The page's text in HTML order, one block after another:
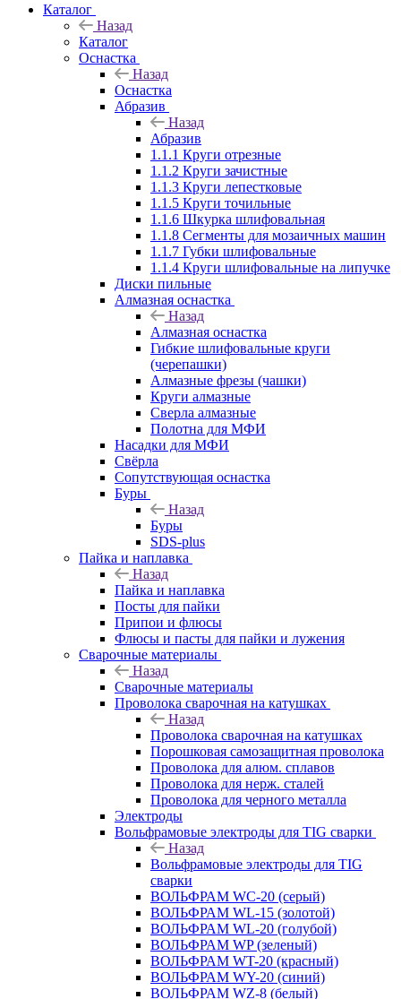
Каталог
Назад
Каталог
Оснастка
Назад
Оснастка
Абразив
Назад
Абразив
1.1.1 Круги отрезные
1.1.2 Круги зачистные
1.1.3 Круги лепестковые
1.1.5 Круги точильные
1.1.6 Шкурка шлифовальная
1.1.8 Сегменты для мозаичных машин
1.1.7 Губки шлифовальные
1.1.4 Круги шлифовальные на липучке
Диски пильные
Алмазная оснастка
Назад
Алмазная оснастка
Гибкие шлифовальные круги
(черепашки)
Алмазные фрезы (чашки)
Круги алмазные
Сверла алмазные
Полотна для МФИ
Насадки для МФИ
Свёрла
Сопутствующая оснастка
Буры
Назад
Буры
SDS-plus
Пайка и наплавка
Назад
Пайка и наплавка
Посты для пайки
Припои и флюсы
Флюсы и пасты для пайки и лужения
Сварочные материалы
Назад
Сварочные материалы
Проволока сварочная на катушках
Назад
Проволока сварочная на катушках
Порошковая самозащитная проволока
Проволока для алюм. сплавов
Проволока для нерж. сталей
Проволока для черного металла
Электроды
Вольфрамовые электроды для TIG сварки
Назад
Вольфрамовые электроды для TIG
сварки
ВОЛЬФРАМ WC-20 (серый)
ВОЛЬФРАМ WL-15 (золотой)
ВОЛЬФРАМ WL-20 (голубой)
ВОЛЬФРАМ WP (зеленый)
ВОЛЬФРАМ WT-20 (красный)
ВОЛЬФРАМ WY-20 (синий)
ВОЛЬФРАМ WZ-8 (белый)